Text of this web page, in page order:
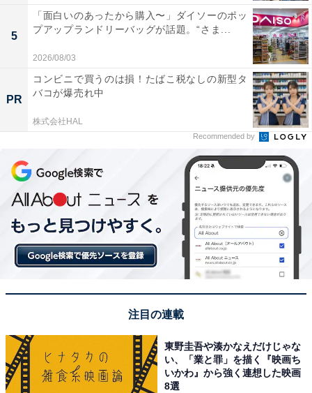
5
「面白いのあったから購入〜」ダイソーのポッ
プアップランドリーバッグが話題。“さま...
2026/08/03
PR
コンビニで買うのは損！たばこ税なしの新型タ
バコが爆売れ中
株式会社HAL
Recommended by
注目の連載
東野圭吾や湊かなえだけじゃな
い、「業と罪」を描く『映画ち
いかわ』から強く連想した映画
8選